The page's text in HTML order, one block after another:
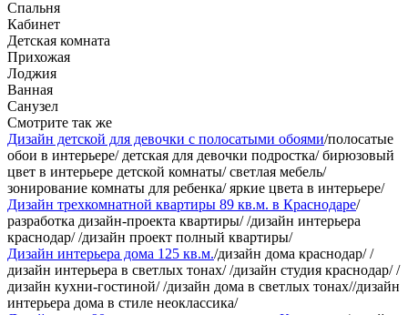
Спальня
Кабинет
Детская комната
Прихожая
Лоджия
Ванная
Санузел
Смотрите так же
Дизайн детской для девочки с полосатыми обоями/полосатые
обои в интерьере/ детская для девочки подростка/ бирюзовый
цвет в интерьере детской комнаты/ светлая мебель/
зонирование комнаты для ребенка/ яркие цвета в интерьере/
Дизайн трехкомнатной квартиры 89 кв.м. в Краснодаре/
разработка дизайн-проекта квартиры/ /дизайн интерьера
краснодар/ /дизайн проект полный квартиры/
Дизайн интерьера дома 125 кв.м./дизайн дома краснодар/ /
дизайн интерьера в светлых тонах/ /дизайн студия краснодар/ /
дизайн кухни-гостиной/ /дизайн дома в светлых тонах//дизайн
интерьера дома в стиле неоклассика/